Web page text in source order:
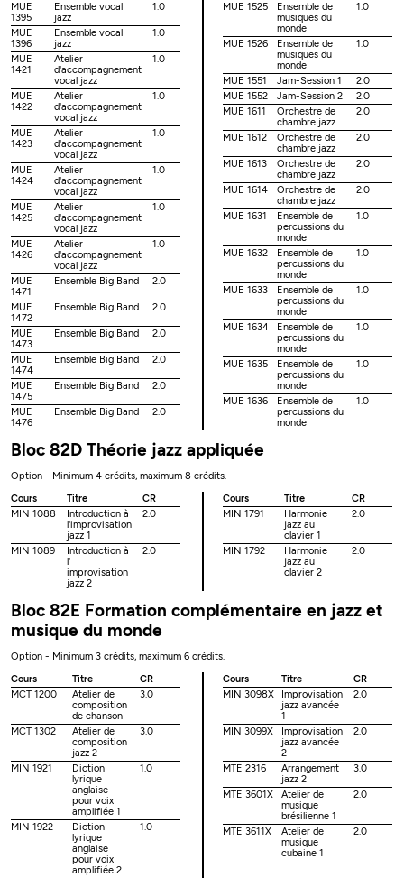
MUE
1395
Ensemble vocal
jazz
1.0
MUE
1396
Ensemble vocal
jazz
1.0
MUE
1421
Atelier
d'accompagnement
vocal jazz
1.0
MUE
1422
Atelier
d'accompagnement
vocal jazz
1.0
MUE
1423
Atelier
d'accompagnement
vocal jazz
1.0
MUE
1424
Atelier
d'accompagnement
vocal jazz
1.0
MUE
1425
Atelier
d'accompagnement
vocal jazz
1.0
MUE
1426
Atelier
d'accompagnement
vocal jazz
1.0
MUE
1471
Ensemble Big Band 2.0
MUE
1472
Ensemble Big Band 2.0
MUE
1473
Ensemble Big Band 2.0
MUE
1474
Ensemble Big Band 2.0
MUE
1475
Ensemble Big Band 2.0
MUE
1476
Ensemble Big Band 2.0
MUE 1525
Ensemble de
musiques du
monde
1.0
MUE 1526
Ensemble de
musiques du
monde
1.0
MUE 1551 Jam-Session 1
2.0
MUE 1552
Jam-Session 2
2.0
MUE 1611
Orchestre de
chambre jazz
2.0
MUE 1612
Orchestre de
chambre jazz
2.0
MUE 1613
Orchestre de
chambre jazz
2.0
MUE 1614
Orchestre de
chambre jazz
2.0
MUE 1631
Ensemble de
percussions du
monde
1.0
MUE 1632
Ensemble de
percussions du
monde
1.0
MUE 1633
Ensemble de
percussions du
monde
1.0
MUE 1634
Ensemble de
percussions du
monde
1.0
MUE 1635
Ensemble de
percussions du
monde
1.0
MUE 1636
Ensemble de
percussions du
monde
1.0
Bloc 82D Théorie jazz appliquée
Option - Minimum 4 crédits, maximum 8 crédits.
Cours
Titre
CR
MIN 1088
Introduction à
l'improvisation
jazz 1
2.0
MIN 1089
Introduction à
l'
improvisation
jazz 2
2.0
Cours Titre
CR
MIN 1791
Harmonie
jazz au
clavier 1
2.0
MIN 1792
Harmonie
jazz au
clavier 2
2.0
Bloc 82E Formation complémentaire en jazz et
musique du monde
Option - Minimum 3 crédits, maximum 6 crédits.
Cours
Titre
CR
MCT 1200
Atelier de
composition
de chanson
3.0
MCT 1302
Atelier de
composition
jazz 2
3.0
MIN 1921
Diction
lyrique
anglaise
pour voix
amplifiée 1
1.0
MIN 1922
Diction
lyrique
anglaise
pour voix
amplifiée 2
1.0
Cours Titre
CR
MIN 3098X
Improvisation
jazz avancée
1
2.0
MIN 3099X
Improvisation
jazz avancée
2
2.0
MTE 2316
Arrangement
jazz 2
3.0
MTE 3601X
Atelier de
musique
brésilienne 1
2.0
MTE 3611X
Atelier de
musique
cubaine 1
2.0